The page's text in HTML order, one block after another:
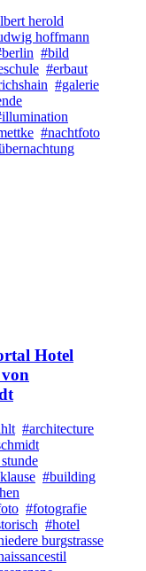
herold
hoffmann
#bild
#erbaut
#galerie
#nachtfoto
Hotel
#architecture
#building
#fotografie
#hotel
burgstrasse